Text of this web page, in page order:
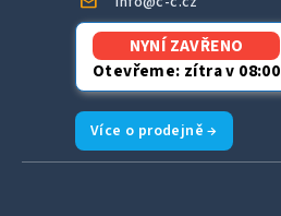
NYNÍ ZAVŘENO
Otevřeme: zítra v 08:00
Více o prodejně →